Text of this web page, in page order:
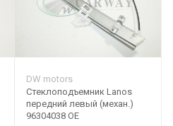
DW motors
Стеклоподъемник Lanos
передний левый (механ.)
96304038 OE